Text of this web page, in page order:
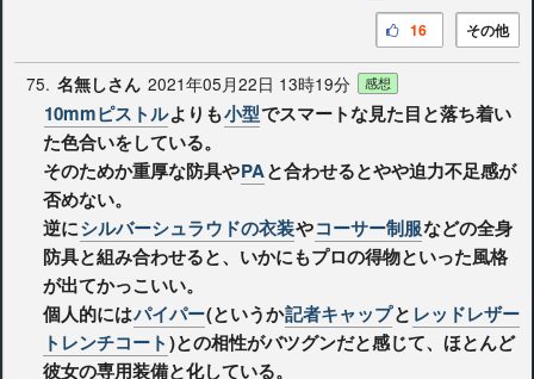
その他
16
75. 名無しさん 2021年05月22日 13時19分 感想
10mmピストルよりも小型でスマートな見た目と落ち着い
た色合いをしている。
そのためか重厚な防具やPAと合わせるとやや迫力不足感が
否めない。
逆にシルバーシュラウドの衣装やコーサー制服などの全身
防具と組み合わせると、いかにもプロの得物といった風格
が出てかっこいい。
個人的にはパイパー(というか記者キャップと レッドレザー
トレンチコート)との相性がバツグンだと感じて、ほとんど
彼女の専用装備と化している。